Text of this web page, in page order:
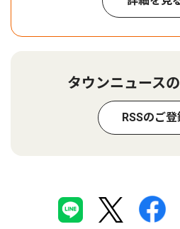
タウンニュース
RSSのご